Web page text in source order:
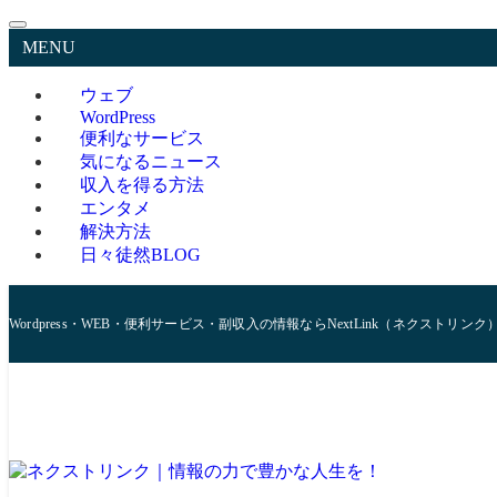
MENU
ウェブ
WordPress
便利なサービス
気になるニュース
収入を得る方法
エンタメ
解決方法
日々徒然BLOG
Wordpress・WEB・便利サービス・副収入の情報ならNextLink（ネクストリンク